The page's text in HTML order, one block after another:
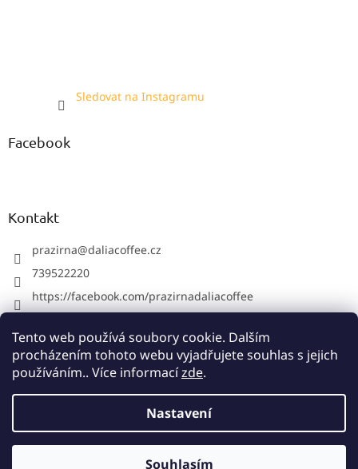
Tento web používá soubory cookie. Dalším
procházením tohoto webu vyjadřujete souhlas s jejich
používáním.. Více informacízde.
Nastavení
Souhlasím
Sledovat na Instagramu
Facebook
Kontakt
prazirna@daliacoffee.cz
739522220
https://facebook.com/prazirnadaliacoffee
739522220
vyhrazena.